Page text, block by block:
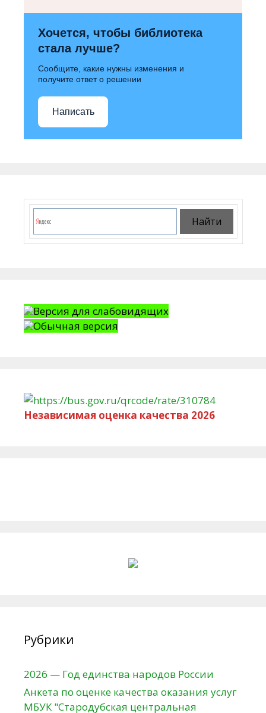
Хочется, чтобы библиотека
стала лучше?
Сообщите, какие нужны изменения и
получите ответ о решении
Написать
Версия для слабовидящих
Обычная версия
Независимая оценка качества 2026
Рубрики
2026 — Год единства народов России
Анкета по оценке качества оказания услуг
МБУК "Стародубская центральная